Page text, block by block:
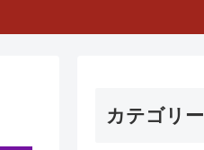
カテゴリー